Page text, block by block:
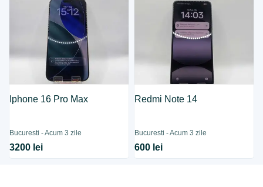
Iphone 16 Pro Max
Bucuresti - Acum 3 zile
3200 lei
Redmi Note 14
Bucuresti - Acum 3 zile
600 lei